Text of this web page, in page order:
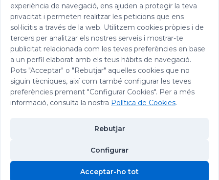
© 2026 Abadia de Montserrat
experiència de navegació, ens ajuden a protegir la teva
privacitat i permeten realitzar les peticions que ens
sol·licitis a través de la web. Utilitzem cookies pròpies i de
tercers per analitzar els nostres serveis i mostrar-te
publicitat relacionada com les teves preferències en base
a un perfil elaborat amb els teus hàbits de navegació.
Pots "Acceptar" o "Rebutjar" aquelles cookies que no
siguin tècniques, així com també configurar les teves
preferències prement "Configurar Cookies". Per a més
informació, consulta la nostra Política de Cookies.
Rebutjar
Configurar
Acceptar-ho tot